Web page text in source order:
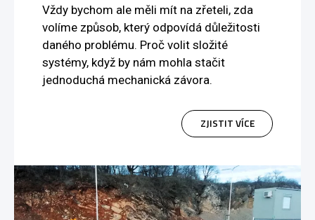
Vždy bychom ale měli mít na zřeteli, zda
volíme způsob, který odpovídá důležitosti
daného problému. Proč volit složité
systémy, když by nám mohla stačit
jednoduchá mechanická závora.
ZJISTIT VÍCE